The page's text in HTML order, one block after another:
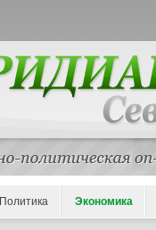
Политика Экономика